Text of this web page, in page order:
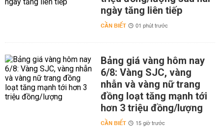
ngày tăng liên tiếp
CẦN BIẾT 01 phút trước
Bảng giá vàng hôm nay
6/8: Vàng SJC, vàng
nhẫn và vàng nữ trang
đồng loạt tăng mạnh tới
hơn 3 triệu đồng/lượng
CẦN BIẾT 15 giờ trước